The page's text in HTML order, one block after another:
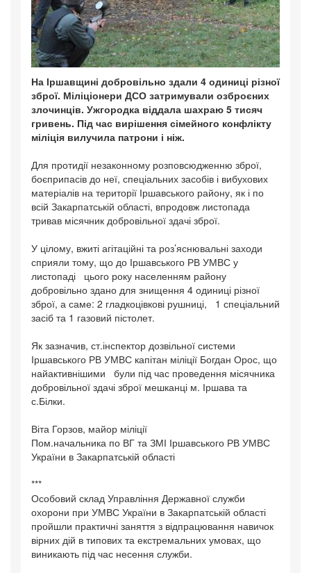
На Іршавщині добровільно здали 4 одиниці різної
зброї. Міліціонери ДСО затримували озброєних
злочинців. Ужгородка віддала шахраю 5 тисяч
гривень. Під час вирішення сімейного конфлікту
міліція вилучила патрони і ніж.
Для протидії незаконному розповсюдженню зброї,
боєприпасів до неї, спеціальних засобів і вибухових
матеріалів на території Іршавського району, як і по
всій Закарпатській області, впродовж листопада
тривав місячник добровільної здачі зброї.
У цілому, вжиті агітаційні та роз’яснювальні заходи
сприяли тому, що до Іршавського РВ УМВС у
листопаді цього року населенням району
добровільно здано для знищення 4 одиниці різної
зброї, а саме: 2 гладкоцівкові рушниці, 1 спеціальний
засіб та 1 газовий пістолет.
Як зазначив, ст.інспектор дозвільної системи
Іршавського РВ УМВС капітан міліції Богдан Орос, що
найактивнішими були під час проведення місячника
добровільної здачі зброї мешканці м. Іршава та
с.Білки.
Віта Горзов, майор міліції
Пом.начальника по ВГ та ЗМІ Іршавського РВ УМВС
України в Закарпатській області
***
Особовий склад Управління Державної служби
охорони при УМВС України в Закарпатській області
пройшли практичні заняття з відпрацювання навичок
вірних дій в типових та екстремальних умовах, що
виникають під час несення служби.